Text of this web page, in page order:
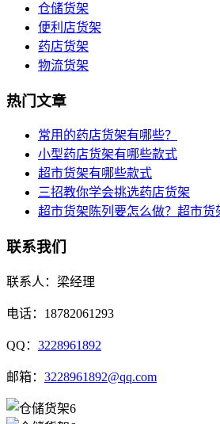
仓储货架
便利店货架
药店货架
物流货架
热门文章
常用的药店货架有哪些？
小型药店货架有哪些款式
超市货架有哪些款式
三招教你学会挑选药店货架
超市货架陈列要怎么做？超市货
联系我们
联系人：梁经理
电话：18782061293
QQ： 3228961892
邮箱： 3228961892@qq.com